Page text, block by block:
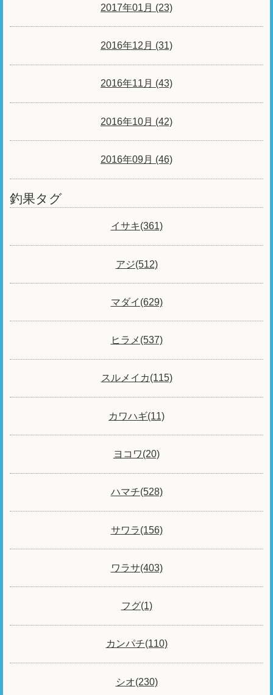
2017年01月 (23)
2016年12月 (31)
2016年11月 (43)
2016年10月 (42)
2016年09月 (46)
釣果タグ
イサキ(361)
アジ(512)
マダイ(629)
ヒラメ(537)
スルメイカ(115)
カワハギ(11)
ヨコワ(20)
ハマチ(528)
サワラ(156)
ワラサ(403)
フグ(1)
カンパチ(110)
シオ(230)